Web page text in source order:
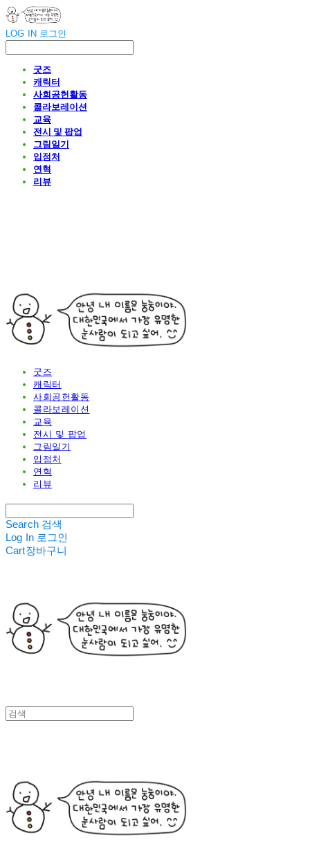
LOG IN 로그인
굿즈
캐릭터
사회공헌활동
콜라보레이션
교육
전시 및 팝업
그림일기
입점처
연혁
리뷰
굿즈
캐릭터
사회공헌활동
콜라보레이션
교육
전시 및 팝업
그림일기
입점처
연혁
리뷰
Search 검색
Log In 로그인
Cart장바구니